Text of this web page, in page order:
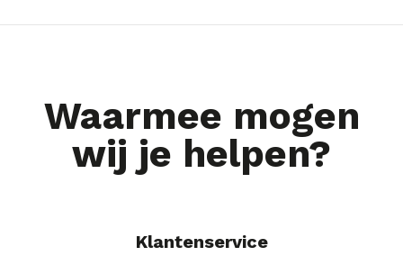
Waarmee mogen
wij je helpen?
Klantenservice